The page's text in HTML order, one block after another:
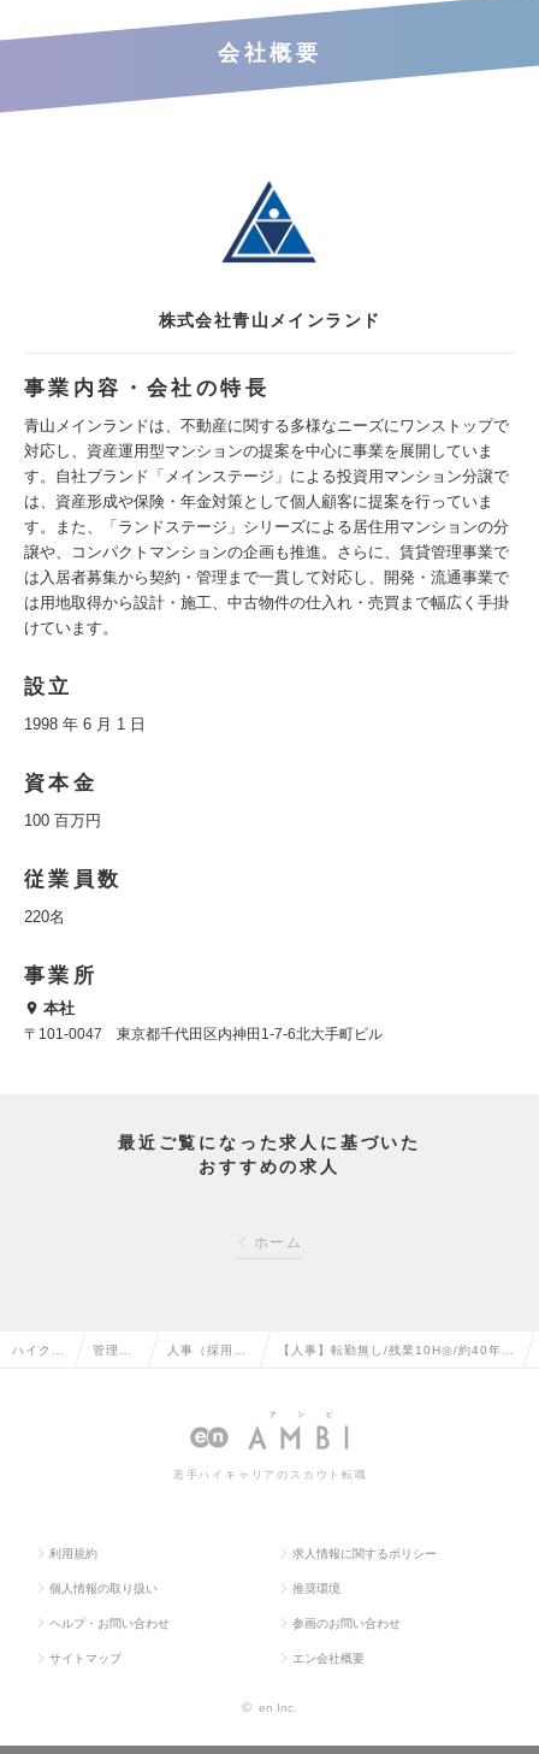
会社概要
株式会社青山メインランド
事業内容・会社の特長
青山メインランドは、不動産に関する多様なニーズにワンストップで
対応し、資産運用型マンションの提案を中心に事業を展開していま
す。自社ブランド「メインステージ」による投資用マンション分譲で
は、資産形成や保険・年金対策として個人顧客に提案を行っていま
す。また、「ランドステージ」シリーズによる居住用マンションの分
譲や、コンパクトマンションの企画も推進。さらに、賃貸管理事業で
は入居者募集から契約・管理まで一貫して対応し、開発・流通事業で
は用地取得から設計・施工、中古物件の仕入れ・売買まで幅広く手掛
けています。
設立
1998 年 6 月 1 日
資本金
100 百万円
従業員数
220名
事業所
本社
〒101-0047 東京都千代田区内神田1-7-6北大手町ビル
最近ご覧になった求人に基づいた
おすすめの求人
ホーム
ハイクラ 管理部 人事（採用・ 【人事】転勤無し/残業10H◎/約40年黒
求人情報
若手ハイキャリアのスカウト転職
利用規約 求人情報に関するポリシー
個人情報の取り扱い 推奨環境
ヘルプ・お問い合わせ 参画のお問い合わせ
サイトマップ エン会社概要
© en Inc.